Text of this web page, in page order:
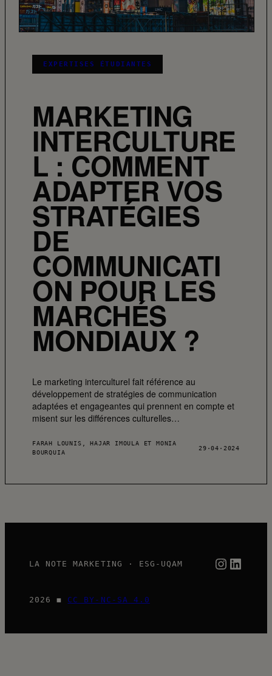
EXPERTISES ÉTUDIANTES
MARKETING
INTERCULTURE
L : COMMENT
ADAPTER VOS
STRATÉGIES
DE
COMMUNICATI
ON POUR LES
MARCHÉS
MONDIAUX ?
Le marketing interculturel fait référence au
développement de stratégies de communication
adaptées et engageantes qui prennent en compte et
misent sur les différences culturelles…
FARAH LOUNIS, HAJAR IMOULA ET MONIA
BOURQUIA
29·04·2024
LA NOTE MARKETING · ESG-UQAM
2026 ◼ CC BY-NC-SA 4.0